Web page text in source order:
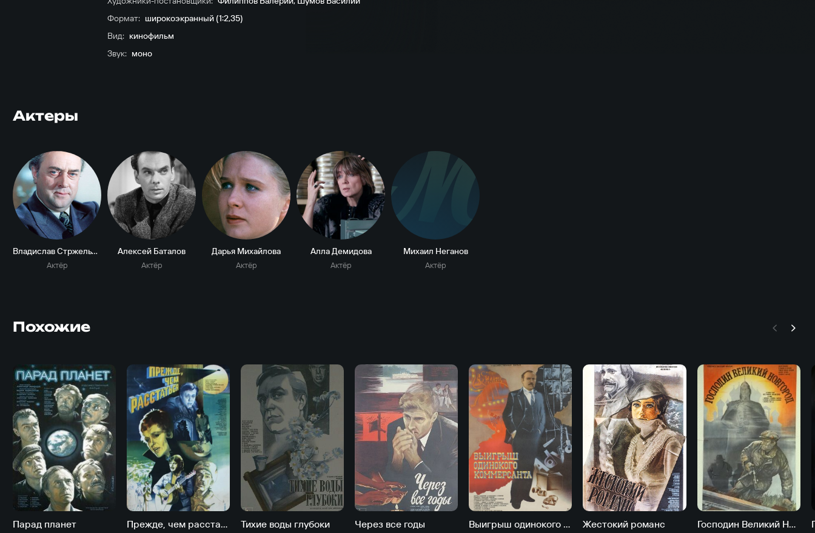
Формат: широкоэкранный (1:2,35)
Вид: кинофильм
Звук: моно
Актеры
Владислав Стржельчик
Актёр
Алексей Баталов
Актёр
Дарья Михайлова
Актёр
Алла Демидова
Актёр
М
Михаил Неганов
Актёр
Похожие
Парад планет Прежде, чем расстаться Тихие воды глубоки Через все годы Выигрыш одинокого коммерсанта Жестокий романс Господин Великий Новгород